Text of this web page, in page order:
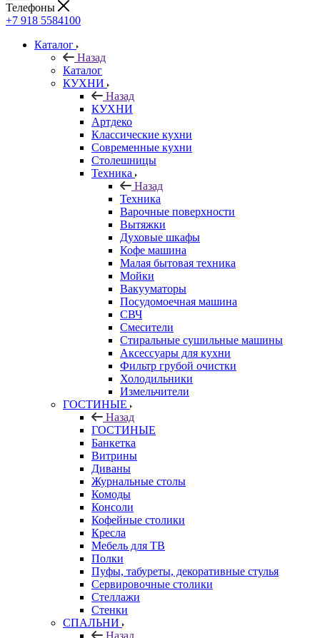
Телефоны
+7 918 5584100
Каталог
Назад
Каталог
КУХНИ
Назад
КУХНИ
Артдеко
Классические кухни
Современные кухни
Столешницы
Техника
Назад
Техника
Варочные поверхности
Вытяжки
Духовые шкафы
Кофе машина
Малая бытовая техника
Мойки
Вакууматоры
Посудомоечная машина
СВЧ
Смесители
Стиральные сушильные машины
Аксессуары для кухни
Фильтр грубой очистки
Холодильники
Измельчители
ГОСТИНЫЕ
Назад
ГОСТИНЫЕ
Банкетка
Витрины
Диваны
Журнальные столы
Комоды
Консоли
Кофейные столики
Кресла
Мебель для ТВ
Полки
Пуфы, табуреты, декоративные стулья
Сервировочные столики
Стеллажи
Стенки
СПАЛЬНИ
Назад